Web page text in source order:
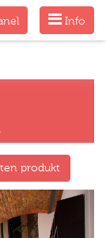
Menu
Info
ten produkt